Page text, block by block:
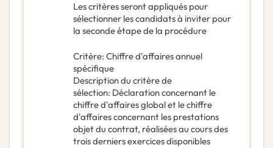
Les critères seront appliqués pour
sélectionner les candidats à inviter pour
la seconde étape de la procédure
Critère: Chiffre d'affaires annuel
spécifique
Description du critère de
sélection: Déclaration concernant le
chiffre d'affaires global et le chiffre
d'affaires concernant les prestations
objet du contrat, réalisées au cours des
trois derniers exercices disponibles